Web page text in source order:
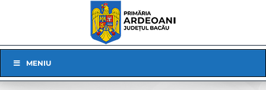
Navigation
MENIU